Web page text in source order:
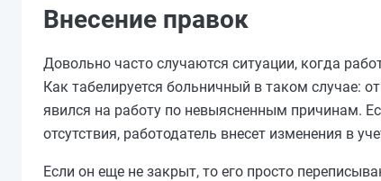
Внесение правок
Довольно часто случаются ситуации, когда
Как табелируется больничный в таком случае:
явился на работу по невыясненным причинам.
отсутствия, работодатель внесет изменения в
Если он еще не закрыт, то его просто